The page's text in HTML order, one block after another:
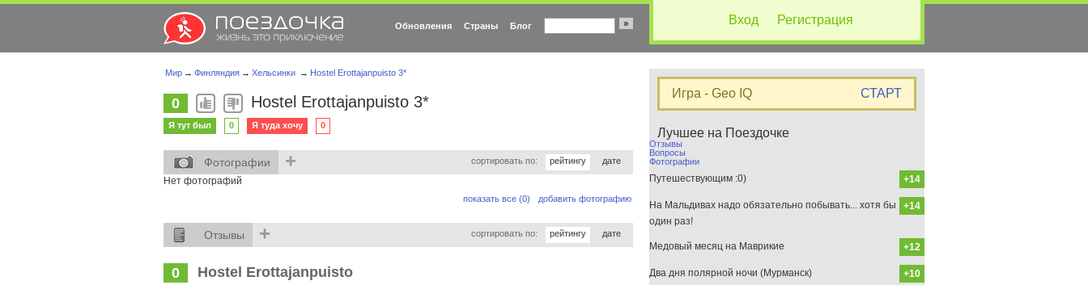
Вход Регистрация
Обновления Страны Блог »
Мир → Финляндия → Хельсинки → Hostel Erottajanpuisto 3*
0 Hostel Erottajanpuisto 3*
Я тут был 0 Я туда хочу 0
Фотографии + сортировать по: рейтингу дате
Нет фотографий
добавить фотографию
показать все (0)
Отзывы + сортировать по: рейтингу дате
0 Hostel Erottajanpuisto
Игра - Geo IQ СТАРТ
Лучшее на Поездочке
Отзывы
Вопросы
Фотографии
+14
Путешествующим :0)
+14
На Мальдивах надо обязательно побывать... хотя бы
один раз!
+12
Медовый месяц на Маврикие
+10
Два дня полярной ночи (Мурманск)